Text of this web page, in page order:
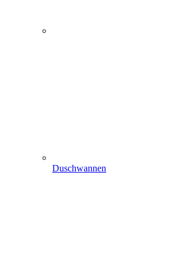
Duschwannen